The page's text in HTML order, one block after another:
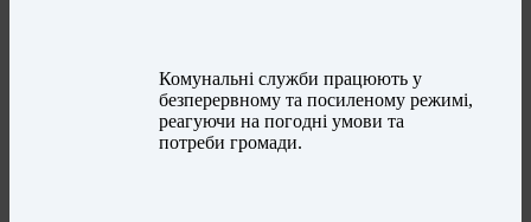
Комунальні служби працюють у
безперервному та посиленому режимі,
реагуючи на погодні умови та
потреби громади.